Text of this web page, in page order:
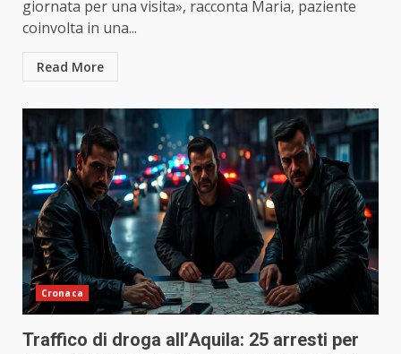
giornata per una visita», racconta Maria, paziente
coinvolta in una...
Read More
Cronaca
Traffico di droga all’Aquila: 25 arresti per